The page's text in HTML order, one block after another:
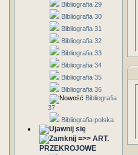
Bibliografia 29
Bibliografia 30
Bibliografia 31
Bibliografia 32
Bibliografia 33
Bibliografia 34
Bibliografia 35
Bibliografia 36
Bibliografia
37
Bibliografia polska
=>> ART.
PRZEKROJOWE